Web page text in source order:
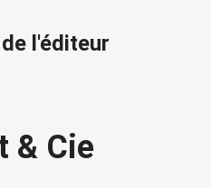
l'éditeur
& Cie